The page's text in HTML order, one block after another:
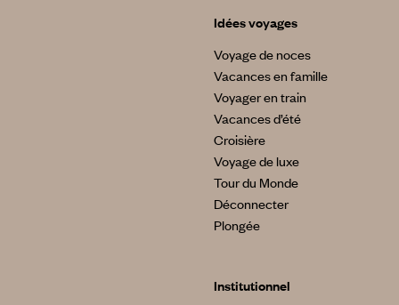
Idées voyages
Voyage de noces
Vacances en famille
Voyager en train
Vacances d’été
Croisière
Voyage de luxe
Tour du Monde
Déconnecter
Plongée
Institutionnel